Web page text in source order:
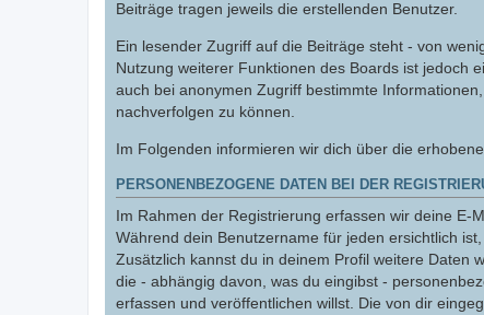
Beiträge tragen jeweils die erstellenden Benutzer.
Ein lesender Zugriff auf die Beiträge steht - von
Nutzung weiterer Funktionen des Boards ist jedoch
auch bei anonymen Zugriff bestimmte
nachverfolgen zu können.
Im Folgenden informieren wir dich über die
PERSONENBEZOGENE DATEN BEI DER
Im Rahmen der Registrierung erfassen wir deine E-
Während dein Benutzername für jeden ersichtlich
Zusätzlich kannst du in deinem Profil weitere Daten
die - abhängig davon, was du eingibst -
erfassen und veröffentlichen willst. Die von dir